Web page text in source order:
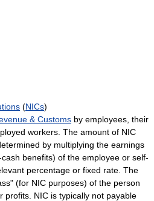
(NICs)
& Customs by employees, their
workers. The amount of NIC
by multiplying the earnings
benefits) of the employee or self-
percentage or fixed rate. The
(for NIC purposes) of the person
profits. NIC is typically not payable